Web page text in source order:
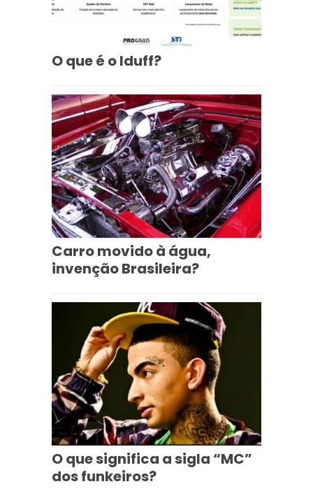
O que é o Iduff?
Carro movido à água,
invenção Brasileira?
O que significa a sigla “MC”
dos funkeiros?